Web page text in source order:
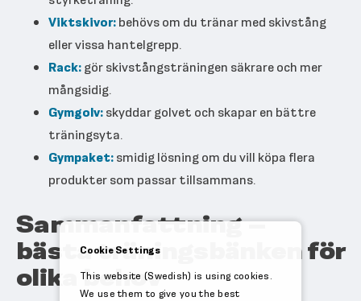
Viktskivor:behövs om du tränar med skivstång
eller vissa hantelgrepp.
Rack:gör skivstångsträningen säkrare och mer
mångsidig.
Gymgolv:skyddar golvet och skapar en bättre
träningsyta.
Gympaket:smidig lösning om du vill köpa flera
produkter som passar tillsammans.
Sammanfattning –
bästa träningsbänken för
olika behov
Cookie Settings
This website (Swedish) is using cookies.
We use them to give you the best